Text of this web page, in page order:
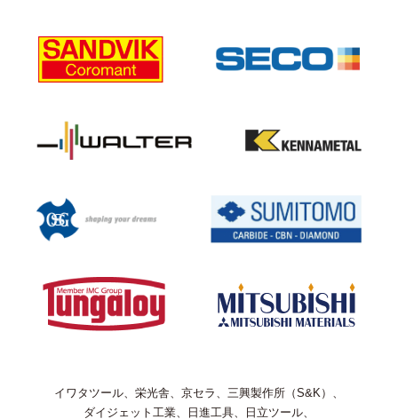
イワタツール、栄光舎、京セラ、三興製作所（S&K）、
ダイジェット工業、日進工具、日立ツール、